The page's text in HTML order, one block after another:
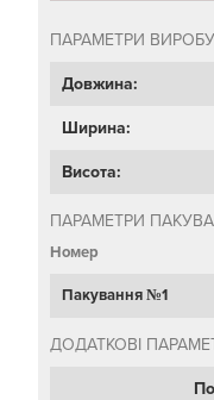
ПАРАМЕТРИ ВИРОБУ
Довжина:
Ширина:
Висота:
ПАРАМЕТРИ
Номер
Пакування №1
ДОДАТКОВІ